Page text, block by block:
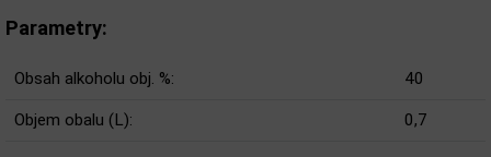
Parametry:
Obsah alkoholu obj. %: 40
Objem obalu (L): 0,7